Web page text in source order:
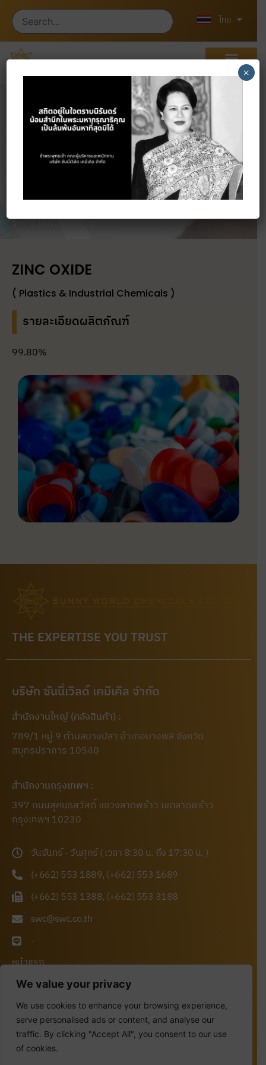
We value your privacy
We use cookies to enhance your browsing experience,
serve personalised ads or content, and analyse our
traffic. By clicking "Accept All", you consent to our use
of cookies.
ไทย
中文 (中国)
ผลิตภัณฑ์
หน้าแรก ผลิตภัณฑ์
OTHERS
ZINC OXIDE
ZINC OXIDE
( Plastics & Industrial Chemicals )
รายละเอียดผลิตภัณฑ์
99.80%
THE EXPERTISE YOU TRUST
บริษัท ซันนี่เวิลด์ เคมีเคิล จำกัด
สำนักงานใหญ่ (คลังสินค้า) :
789/1 หมู่ 9 ตำบลบางปลา อำเภอบางพลี จังหวัด
สมุทรปราการ 10540
สำนักงานกรุงเทพฯ :
397 ถนนสุคนธสวัสดิ์ แขวงลาดพร้าว เขตลาดพร้าว
กรุงเทพฯ 10230
วันจันทร์ - วันศุกร์ ( เวลา 8:30 น. ถึง 17:30 น. )
(+662) 553 1889, (+662) 553 1689
(+662) 553 1388, (+662) 553 3188
swc@swc.co.th
-
หน้าแรก
เกี่ยวกับเรา
ข่าวสาร
ร่วมงานกับเรา
ติดต่อเรา
×